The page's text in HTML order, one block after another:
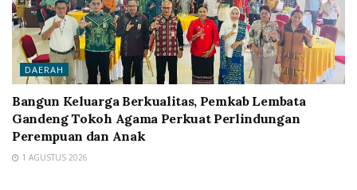
DAERAH
Bangun Keluarga Berkualitas, Pemkab Lembata
Gandeng Tokoh Agama Perkuat Perlindungan
Perempuan dan Anak
1 AGUSTUS 2026